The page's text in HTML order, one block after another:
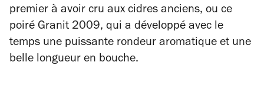
premier à avoir cru aux cidres anciens, ou ce
poiré Granit 2009, qui a développé avec le
temps une puissante rondeur aromatique et une
belle longueur en bouche.